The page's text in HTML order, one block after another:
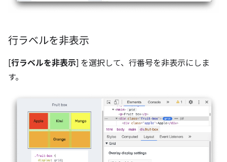
行ラベルを非表示
[行ラベルを非表示] を選択して、行番号を非表示にしま
す。